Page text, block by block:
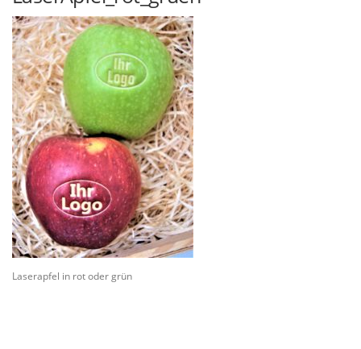
REALISIERTE PROJEKTE
Laserapfel in rot oder grün